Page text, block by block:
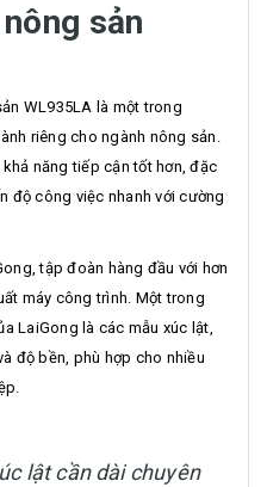
sản
WL935LA là một trong
riêng cho ngành nông sản.
năng tiếp cận tốt hơn, đặc
độ công việc nhanh với cường
tập đoàn hàng đầu với hơn
máy công trình. Một trong
LaiGong là các mẫu xúc lật,
độ bền, phù hợp cho nhiều
lật cần dài chuyên